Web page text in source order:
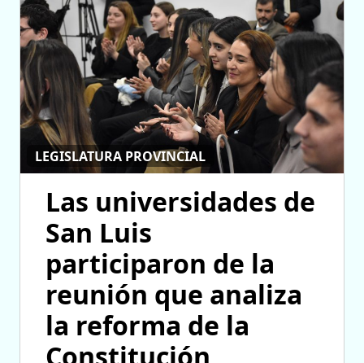
LEGISLATURA PROVINCIAL
Las universidades de
San Luis
participaron de la
reunión que analiza
la reforma de la